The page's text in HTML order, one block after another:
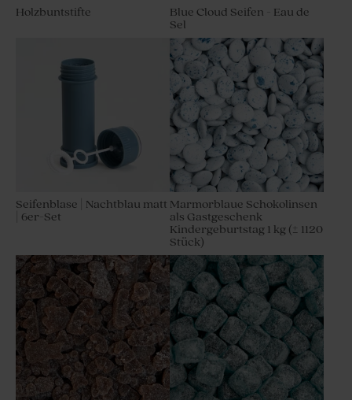
Holzbuntstifte
Blue Cloud Seifen - Eau de
Sel
Seifenblase | Nachtblau matt
| 6er-Set
Marmorblaue Schokolinsen
als Gastgeschenk
Kindergeburtstag 1 kg (± 1120
Stück)